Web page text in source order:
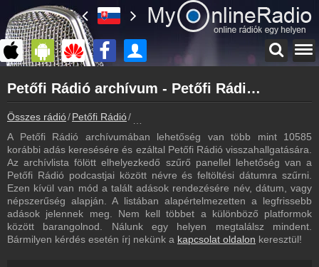
myonlineradio.hu
Petőfi Rádió
Vissza a Petőfi Rádió oldalára
Bejelentkezés
Hozz létre saját fiókot!
Most szól
Tudd meg mi szólt eddig
Frekvenciák
Petőfi Rádió frekvencia
Petőfi Rádió archívum - Petőfi Rádió podcasts - Petőfi Rádió visszahallgatás
Összes rádió Petőfi Rádió
A Petőfi Rádió archívumában lehetőség van több mint 10585
korábbi adás keresésére és ezáltal Petőfi Rádió visszahallgatására.
Az archívlista fölött elhelyezkedő szűrő panellel lehetőség van a
Petőfi Rádió podcastjai között névre és feltöltési dátumra szűrni.
Ezen kívül van mód a talált adások rendezésére név, dátum, vagy
népszerűség alapján. A listában alapértelmezetten a legfrissebb
adások jelennek meg. Nem kell többet a különböző platformok
között barangolnod. Nálunk egy helyen megtalálsz mindent.
Bármilyen kérdés esetén írj nekünk a kapcsolat oldalon keresztül!